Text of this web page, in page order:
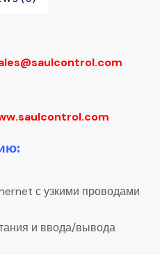
с узкими проводами
и ввода/вывода